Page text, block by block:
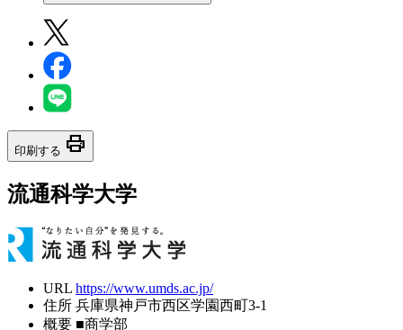
印刷する print
流通科学大学
URL https://www.umds.ac.jp/
住所 兵庫県神戸市西区学園西町3-1
概要 ■商学部